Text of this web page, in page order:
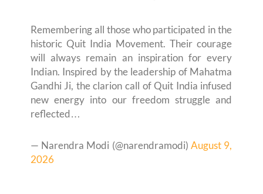
Remembering all those who participated in the
historic Quit India Movement. Their courage
will always remain an inspiration for every
Indian. Inspired by the leadership of Mahatma
Gandhi Ji, the clarion call of Quit India infused
new energy into our freedom struggle and
reflected…
— Narendra Modi (@narendramodi) August 9,
2026